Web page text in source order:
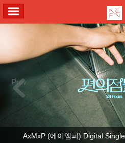
Previous
AxMxP (에이엠피) Digital